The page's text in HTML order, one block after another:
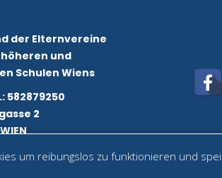
der Elternvereine
und
Schulen Wiens
582879250
2
um reibungslos zu funktionieren und